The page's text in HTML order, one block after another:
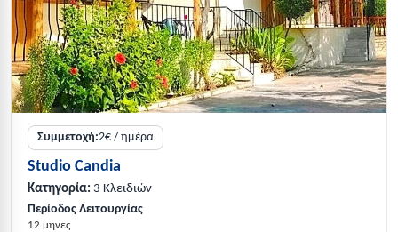
Συμμετοχή:2€ / ημέρα
Studio Candia
Κατηγορία: 3 Κλειδιών
Περίοδος Λειτουργίας
12 μήνες